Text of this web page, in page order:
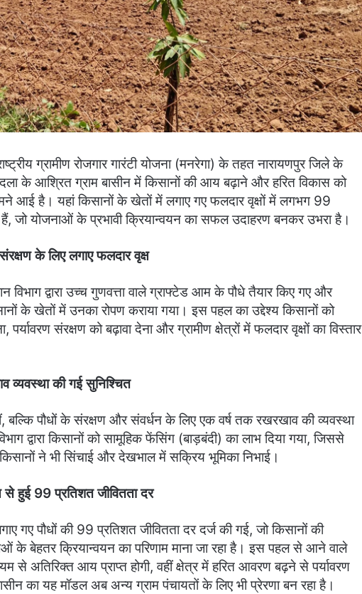
ग्रामीण रोजगार गारंटी योजना (मनरेगा) के तहत नारायणपुर जिले के
के आश्रित ग्राम बासीन में किसानों की आय बढ़ाने और हरित विकास को
आई है। यहां किसानों के खेतों में लगाए गए फलदार वृक्षों में लगभग 99
हैं, जो योजनाओं के प्रभावी क्रियान्वयन का सफल उदाहरण बनकर उभरा है।
के लिए लगाए फलदार वृक्ष
विभाग द्वारा उच्च गुणवत्ता वाले ग्राफ्टेड आम के पौधे तैयार किए गए और
के खेतों में उनका रोपण कराया गया। इस पहल का उद्देश्य किसानों को
संरक्षण को बढ़ावा देना और ग्रामीण क्षेत्रों में फलदार वृक्षों का विस्तार
व्यवस्था की गई सुनिश्चित
बल्कि पौधों के संरक्षण और संवर्धन के लिए एक वर्ष तक रखरखाव की व्यवस्था
द्वारा किसानों को सामूहिक फेंसिंग (बाड़बंदी) का लाभ दिया गया, जिससे
ने भी सिंचाई और देखभाल में सक्रिय भूमिका निभाई।
से हुई 99 प्रतिशत जीवितता दर
गए पौधों की 99 प्रतिशत जीवितता दर दर्ज की गई, जो किसानों की
के बेहतर क्रियान्वयन का परिणाम माना जा रहा है। इस पहल से आने वाले
से अतिरिक्त आय प्राप्त होगी, वहीं क्षेत्र में हरित आवरण बढ़ने से पर्यावरण
का यह मॉडल अब अन्य ग्राम पंचायतों के लिए भी प्रेरणा बन रहा है।